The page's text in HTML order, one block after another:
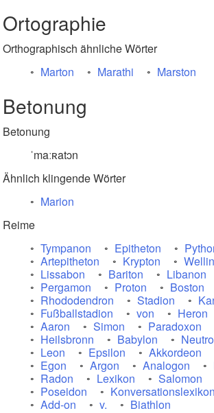
Ortographie
Orthographisch ähnliche Wörter
Marton
Marathi Marston
Betonung
Betonung
ˈmaːʀatɔn
Ähnlich klingende Wörter
Marion
Reime
Tympanon
Epitheton
Artepitheton
Krypton
Lissabon
Bariton Libanon
Pergamon
Proton Boston
Rhododendron
Stadion
Fußballstadion
von Heron
Aaron
Simon Paradoxon
Heilsbronn
Babylon
Leon
Epsilon Akkordeon
Egon
Argon Analogon
Radon
Lexikon Salomon
Poseidon
Konversationslexikon
Add-on
v. Biathlon